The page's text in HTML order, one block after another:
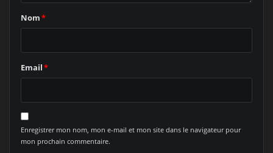
Nom*
Email*
Enregistrer mon nom, mon e-mail et mon site dans le navigateur pour
mon prochain commentaire.